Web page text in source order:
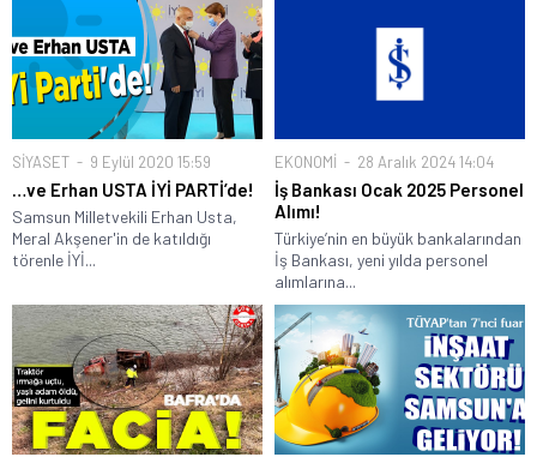
SİYASET 9 Eylül 2020 15:59
…ve Erhan USTA İYİ PARTİ’de!
Samsun Milletvekili Erhan Usta,
Meral Akşener'in de katıldığı
törenle İYİ...
EKONOMİ 28 Aralık 2024 14:04
İş Bankası Ocak 2025 Personel
Alımı!
Türkiye’nin en büyük bankalarından
İş Bankası, yeni yılda personel
alımlarına...